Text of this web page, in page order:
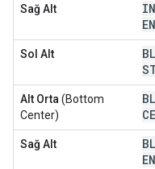
Sağ Alt
Sol Alt
Alt Orta(Bottom
Center)
Sağ Alt